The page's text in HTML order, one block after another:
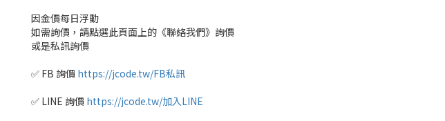
因金價每日浮動
如需詢價，請點選此頁面上的《聯絡我們》詢價
或是私訊詢價
✅ FB 詢價 https://jcode.tw/FB私訊
✅ LINE 詢價 https://jcode.tw/加入LINE